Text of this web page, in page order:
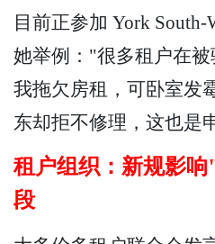
目前正参加 York South-
她举例："很多租户在被
我拖欠房租，可卧室发
东却拒不修理，这也是
租户组织：新规影
段